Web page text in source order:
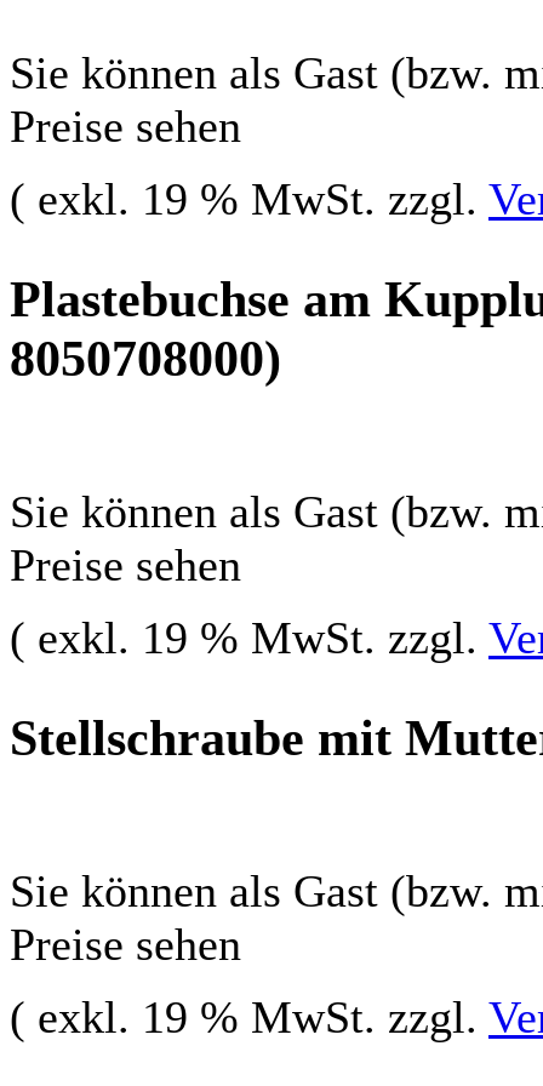
Sie können als Gast (bzw.
Preise sehen
( exkl. 19 % MwSt. zzgl.
Plastebuchse am
8050708000)
Sie können als Gast (bzw.
Preise sehen
( exkl. 19 % MwSt. zzgl.
Stellschraube mit
Sie können als Gast (bzw.
Preise sehen
( exkl. 19 % MwSt. zzgl.